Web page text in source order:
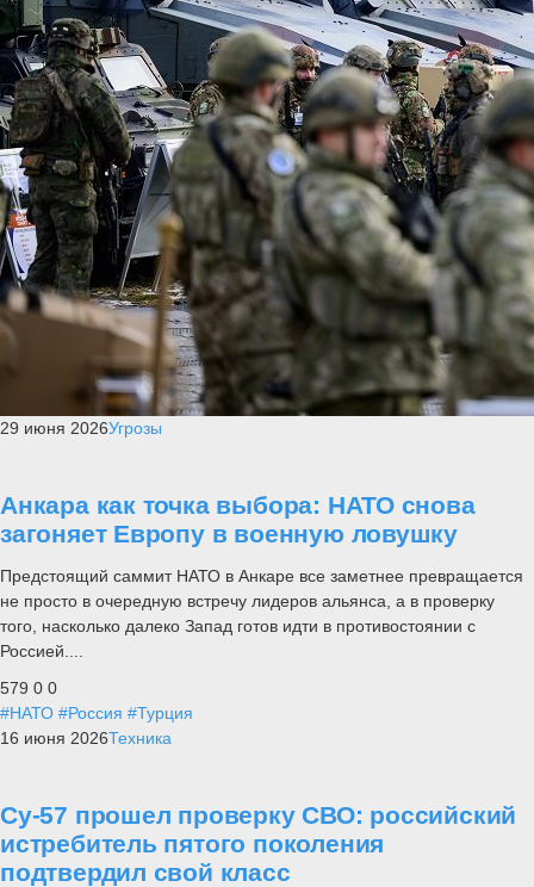
29 июня 2026Угрозы
Анкара как точка выбора: НАТО снова
загоняет Европу в военную ловушку
Предстоящий саммит НАТО в Анкаре все заметнее превращается
не просто в очередную встречу лидеров альянса, а в проверку
того, насколько далеко Запад готов идти в противостоянии с
Россией....
579 0 0
#НАТО #Россия #Турция
16 июня 2026Техника
Су-57 прошел проверку СВО: российский
истребитель пятого поколения
подтвердил свой класс